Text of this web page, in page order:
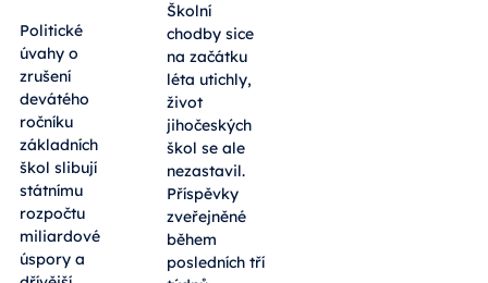
Politické
úvahy o
zrušení
devátého
ročníku
základních
škol slibují
státnímu
rozpočtu
miliardové
úspory a
Školní
chodby sice
na začátku
léta utichly,
život
jihočeských
škol se ale
nezastavil.
Příspěvky
zveřejněné
během
posledních tří